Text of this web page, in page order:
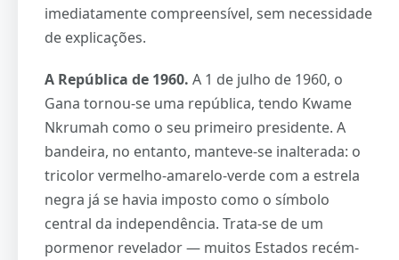
imediatamente compreensível, sem necessidade
de explicações.
A República de 1960. A 1 de julho de 1960, o
Gana tornou-se uma república, tendo Kwame
Nkrumah como o seu primeiro presidente. A
bandeira, no entanto, manteve-se inalterada: o
tricolor vermelho-amarelo-verde com a estrela
negra já se havia imposto como o símbolo
central da independência. Trata-se de um
pormenor revelador — muitos Estados recém-